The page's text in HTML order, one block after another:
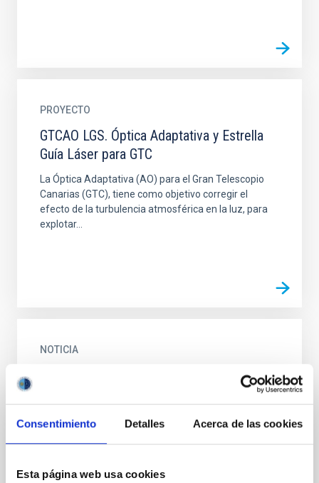
Consentimiento Detalles Acerca de las cookies
Esta página web usa cookies
PROYECTO
GTCAO LGS. Óptica Adaptativa y Estrella
Guía Láser para GTC
La Óptica Adaptativa (AO) para el Gran Telescopio
Canarias (GTC), tiene como objetivo corregir el
efecto de la turbulencia atmosférica en la luz, para
explotar...
NOTICIA
La lenta expansión de los halos de materia
como las observadas
distribución de estrellas muy poco concentrada. Esta